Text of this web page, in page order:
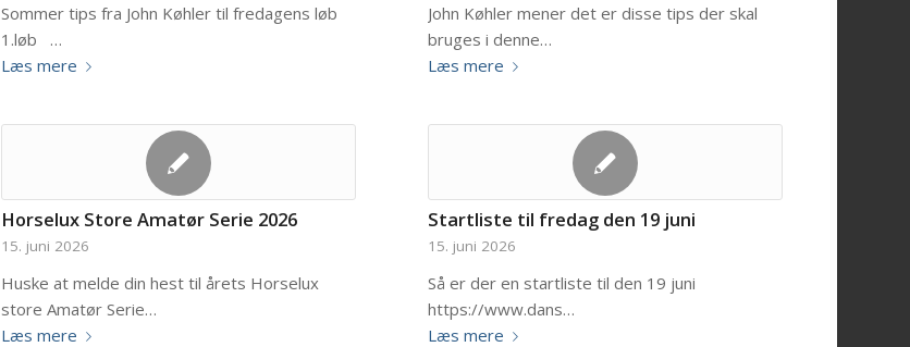
Sommer tips fra John Køhler til fredagens løb
1.løb …
Læs mere
John Køhler mener det er disse tips der skal
bruges i denne…
Læs mere
Horselux Store Amatør Serie 2026
15. juni 2026
Huske at melde din hest til årets Horselux
store Amatør Serie…
Læs mere
Startliste til fredag den 19 juni
15. juni 2026
Så er der en startliste til den 19 juni
https://www.dans…
Læs mere